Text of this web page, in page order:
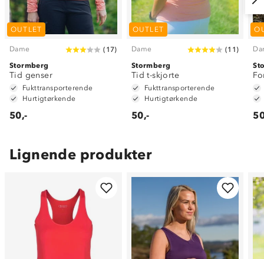
OUTLET
Dame ( 17)
Stormberg
Tid genser
Fukttransporterende
Hurtigtørkende
50,-
OUTLET
Dame (11 )
Stormberg
Tid t-skjorte
Fukttransporterende
Hurtigtørkende
50,-
Lignende produkter